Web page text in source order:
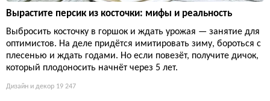
Вырастите персик из косточки: мифы и реальность
Выбросить косточку в горшок и ждать урожая — занятие для
оптимистов. На деле придётся имитировать зиму, бороться с
плесенью и ждать годами. Но если повезёт, получите дичок,
который плодоносить начнёт через 5 лет.
Дизайн и декор 19 247